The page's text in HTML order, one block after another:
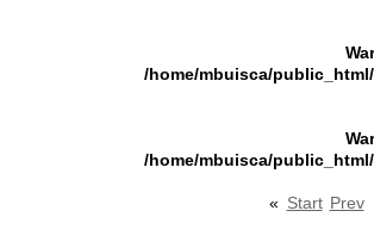
/home/mbuisca/
/home/mbuisca/
« Start Prev